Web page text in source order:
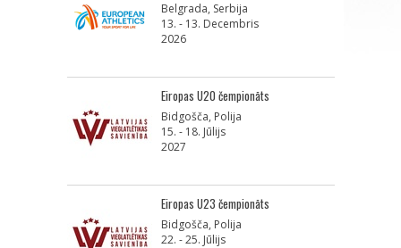
Belgrada, Serbija
13. - 13. Decembris
2026
Eiropas U20 čempionāts
Bidgošča, Polija
15. - 18. Jūlijs
2027
Eiropas U23 čempionāts
Bidgošča, Polija
22. - 25. Jūlijs